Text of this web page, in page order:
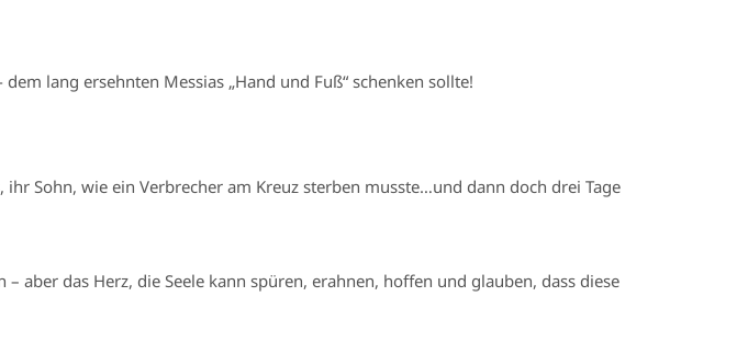
lang ersehnten Messias „Hand und Fuß“ schenken sollte!
Sohn, wie ein Verbrecher am Kreuz sterben musste…und dann doch drei Tage
aber das Herz, die Seele kann spüren, erahnen, hoffen und glauben, dass diese